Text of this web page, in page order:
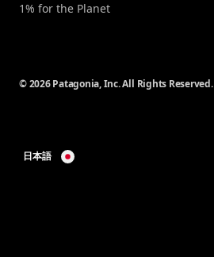
1% for the Planet
© 2026 Patagonia, Inc. All Rights Reserved.
日本語